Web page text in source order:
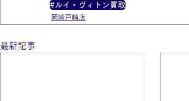
#ルイ・ヴィトン買取
岡崎戸崎店
最新記事